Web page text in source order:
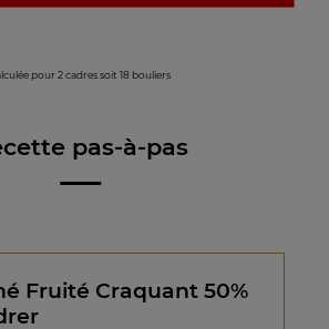
pour 2 cadres soit 18 bouliers
pas-à-pas
Fruité Craquant 50%